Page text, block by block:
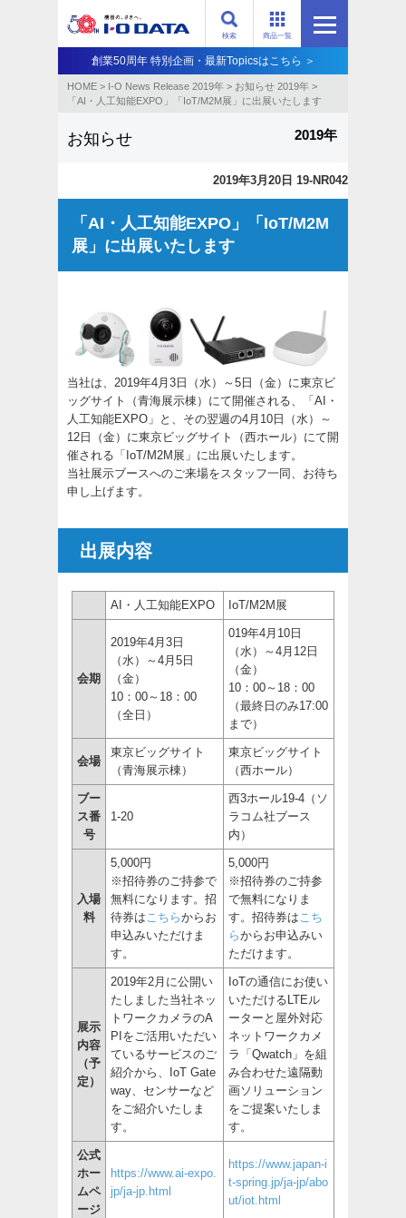
商品一覧
検索
創業50周年 特別企画・最新Topicsはこちら ＞
HOME > I-O News Release 2019年 > お知らせ 2019年 >
「AI・人工知能EXPO」「IoT/M2M展」に出展いたします
お知らせ 2019年
2019年3月20日 19-NR042
「AI・人工知能EXPO」「IoT/M2M
展」に出展いたします
当社は、2019年4月3日（水）～5日（金）に東京ビ
ッグサイト（青海展示棟）にて開催される、「AI・
人工知能EXPO」と、その翌週の4月10日（水）～
12日（金）に東京ビッグサイト（西ホール）にて開
催される「IoT/M2M展」に出展いたします。
当社展示ブースへのご来場をスタッフ一同、お待ち
申し上げます。
出展内容
AI・人工知能EXPO IoT/M2M展
会期
2019年4月3日
（水）～4月5日
（金）
10：00～18：00
（全日）
019年4月10日
（水）～4月12日
（金）
10：00～18：00
（最終日のみ17:00
まで）
会場
東京ビッグサイト
（青海展示棟）
東京ビッグサイト
（西ホール）
ブー
ス番
号
1-20
西3ホール19-4（ソ
ラコム社ブース
内）
入場
料
5,000円
※招待券のご持参で
無料になります。招
待券はこちらからお
申込みいただけま
す。
5,000円
※招待券のご持参
で無料になりま
す。招待券はこち
らからお申込みい
ただけます。
展示
内容
（予
定）
2019年2月に公開い
たしました当社ネッ
トワークカメラのA
PIをご活用いただい
ているサービスのご
紹介から、IoT Gate
way、センサーなど
をご紹介いたしま
す。
IoTの通信にお使い
いただけるLTEル
ーターと屋外対応
ネットワークカメ
ラ「Qwatch」を組
み合わせた遠隔動
画ソリューション
をご提案いたしま
す。
公式
ホー
ムペ
ージ
https://www.ai-expo.
jp/ja-jp.html
https://www.japan-i
t-spring.jp/ja-jp/abo
ut/iot.html